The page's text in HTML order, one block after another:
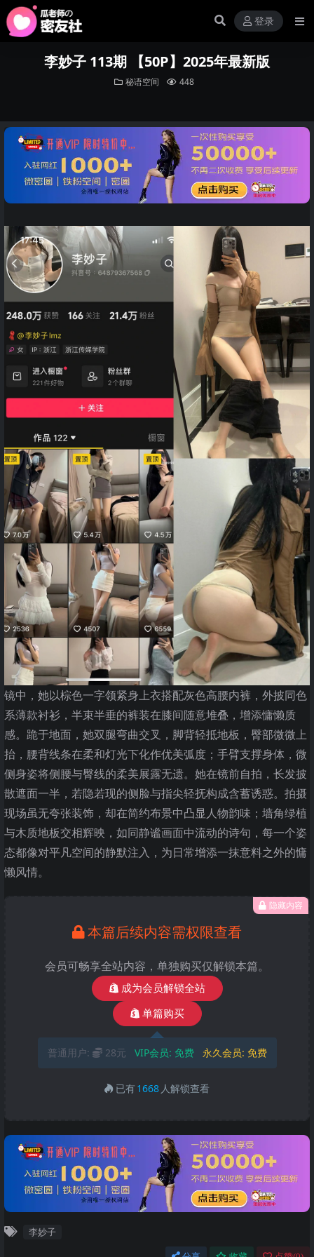
登录
李妙子 113期 【50P】2025年最新版
秘语空间 448
镜中，她以棕色一字领紧身上衣搭配灰色高腰内裤，外披同色
系薄款衬衫，半束半垂的裤装在膝间随意堆叠，增添慵懒质
感。跪于地面，她双腿弯曲交叉，脚背轻抵地板，臀部微微上
抬，腰背线条在柔和灯光下化作优美弧度；手臂支撑身体，微
侧身姿将侧腰与臀线的柔美展露无遗。她在镜前自拍，长发披
散遮面一半，若隐若现的侧脸与指尖轻抚构成含蓄诱惑。拍摄
现场虽无夸张装饰，却在简约布景中凸显人物韵味；墙角绿植
与木质地板交相辉映，如同静谧画面中流动的诗句，每一个姿
态都像对平凡空间的静默注入，为日常增添一抹意料之外的慵
懒风情。
隐藏内容
本篇后续内容需权限查看
会员可畅享全站内容，单独购买仅解锁本篇。
成为会员解锁全站
单篇购买
普通用户: 28元 VIP会员: 免费 永久会员: 免费
已有1668 人解锁查看
李妙子